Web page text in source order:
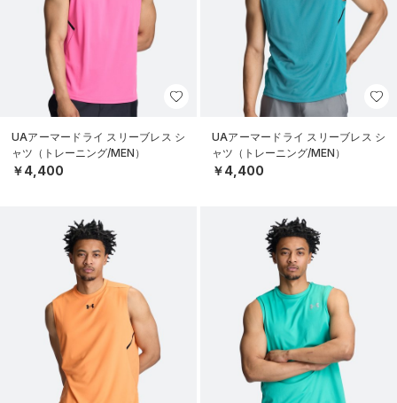
UAアーマードライ スリーブレス シ
ャツ（トレーニング/MEN）
￥4,400
UAアーマードライ スリーブレス シ
ャツ（トレーニング/MEN）
￥4,400